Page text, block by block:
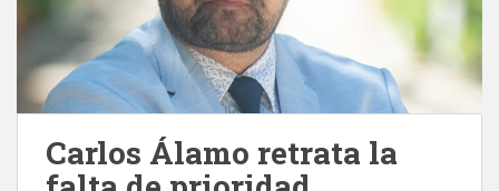
Carlos Álamo retrata la